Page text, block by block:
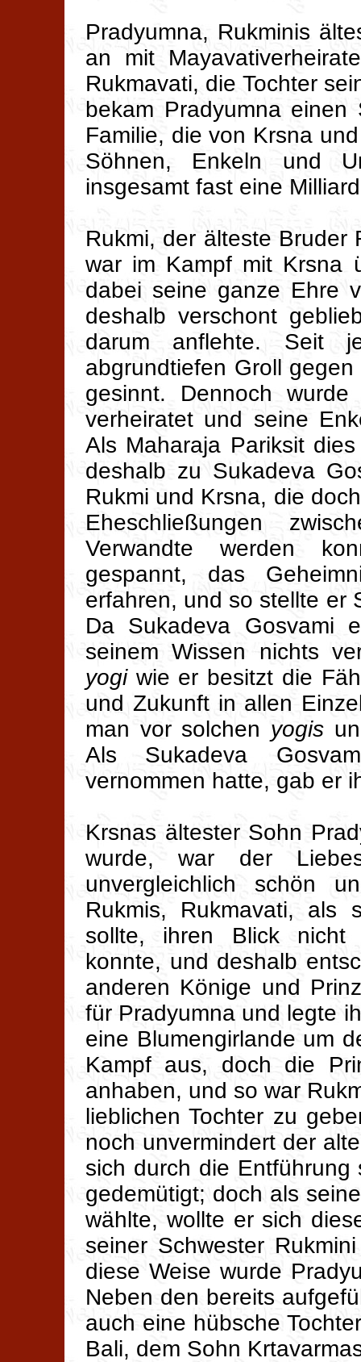
Pradyumna, Rukminis
an mit
Rukmavati, die Tochter
bekam Pradyumna einen
Familie, die von Krsna
Söhnen, Enkeln und
insgesamt fast eine
Rukmi, der älteste Bruder
war im Kampf mit Krsna
dabei seine ganze Ehre
deshalb verschont
darum anflehte. Seit
abgrundtiefen Groll
gesinnt. Dennoch
verheiratet und seine
Als Maharaja Pariksit
deshalb zu Sukadeva
Rukmi und Krsna, die
Eheschließungen
Verwandte werden
gespannt, das
erfahren, und so stellte er
Da Sukadeva Gosvami
seinem Wissen nichts
yogiwie er besitzt die
und Zukunft in allen
man vor solchen yogis
Als Sukadeva
vernommen hatte, gab er
Krsnas ältester Sohn
wurde, war der
unvergleichlich schön
Rukmis, Rukmavati,
sollte, ihren Blick nicht
konnte, und deshalb
anderen Könige und
für Pradyumna und legte
eine Blumengirlande um
Kampf aus, doch die
anhaben, und so war
lieblichen Tochter zu
noch unvermindert der
sich durch die Entführung
gedemütigt; doch als
wählte, wollte er sich
seiner Schwester
diese Weise wurde
Neben den bereits
auch eine hübsche
Bali, dem Sohn